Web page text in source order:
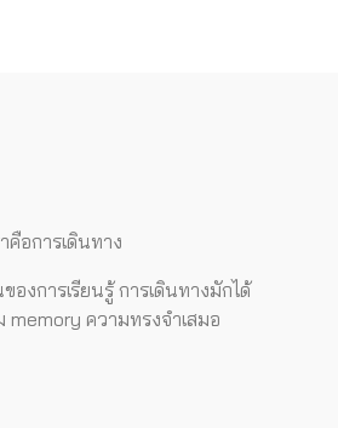
คือการเดินทาง
งการเรียนรู้ การเดินทางมักได้
memory ความทรงจำเสมอ